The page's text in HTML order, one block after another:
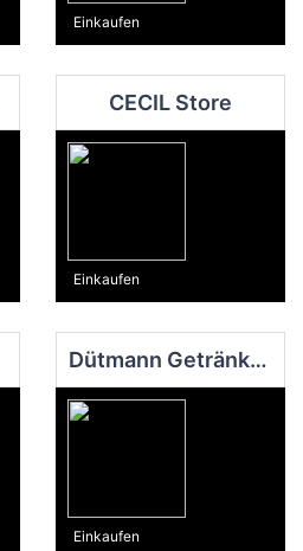
Einkaufen
CECIL Store
Einkaufen
Dütmann Getränkemarkt Oesede
Einkaufen